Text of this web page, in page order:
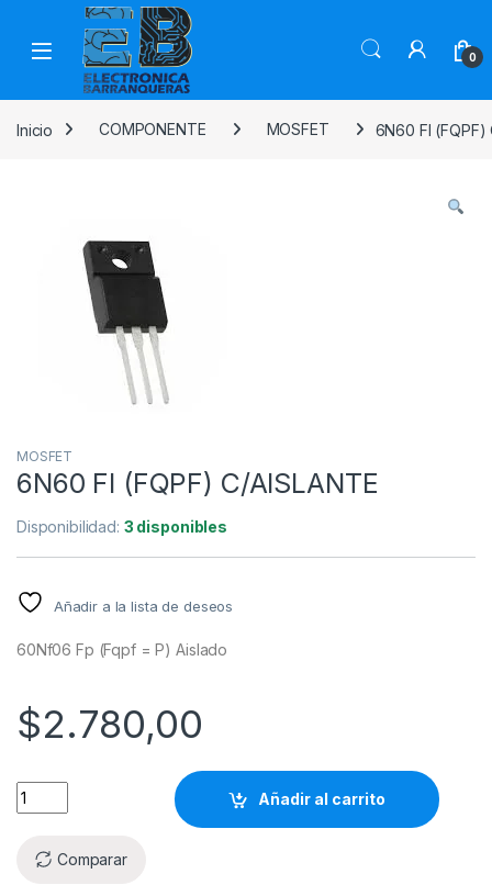
0
Inicio COMPONENTE MOSFET 6N60 FI (FQPF)
MOSFET
6N60 FI (FQPF) C/AISLANTE
Disponibilidad: 3 disponibles
Añadir a la lista de deseos
60Nf06 Fp (Fqpf = P) Aislado
$2.780,00
Añadir al carrito
Comparar